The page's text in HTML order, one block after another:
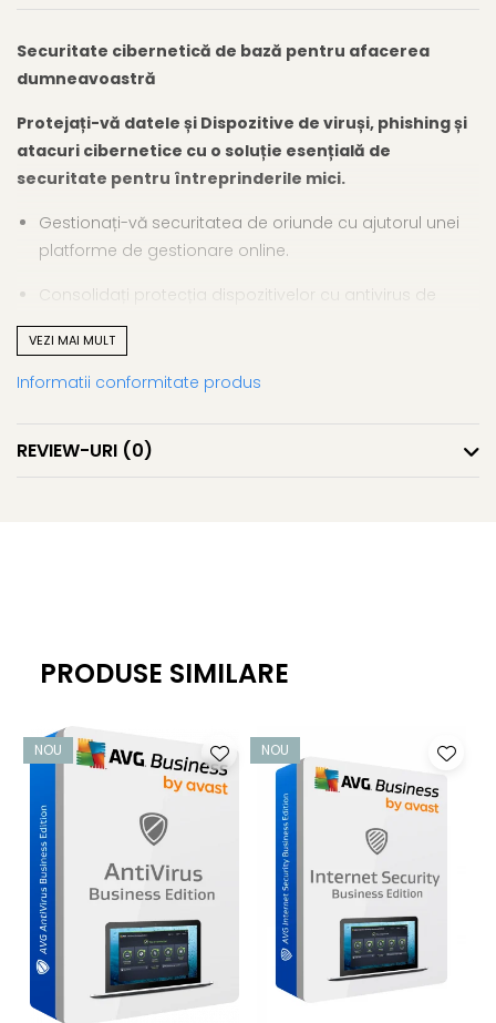
Securitate cibernetică de bază pentru afacerea
dumneavoastră
Protejați-vă datele și Dispozitive de viruși, phishing și
atacuri cibernetice cu o soluție esențială de
securitate pentru întreprinderile mici.
Gestionați-vă securitatea de oriunde cu ajutorul unei
platforme de gestionare online.
Consolidați protecția dispozitivelor cu antivirus de
ultimă generație și detectarea amenințărilor bazată pe
inteligență artificială.
Preîntâmpinați phishing-ul și scurgerile de date cu un
firewall și mai multe module de protecție.
Protecția dispozitivelor
Obțineți o protecție neîntreruptă care vă ajută să țineți
alte amenințări cibernetice departe de PC-urile
dumneavoastră Windows, de calculatoarele Mac și de
serverele Windows.
Protecție împotriva fișierelor, e-mailurilor și site-urilor
web infectate
Modulele noastre File System Protection, Email Protection,
Web Protection și Real Site vă ajută să preveniți infecțiile cu
malware și atacurile de phishing. Protecția
comportamentală și CyberCapture bazat pe inteligență
VEZI MAI MULT
Informatii conformitate produs
REVIEW-URI (0)
PRODUSE SIMILARE
NOU NOU